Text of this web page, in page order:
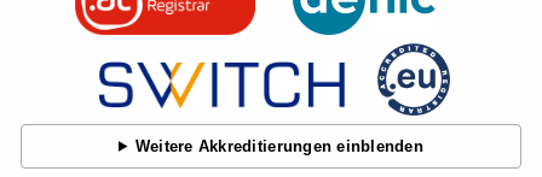
Weitere Akkreditierungen einblenden